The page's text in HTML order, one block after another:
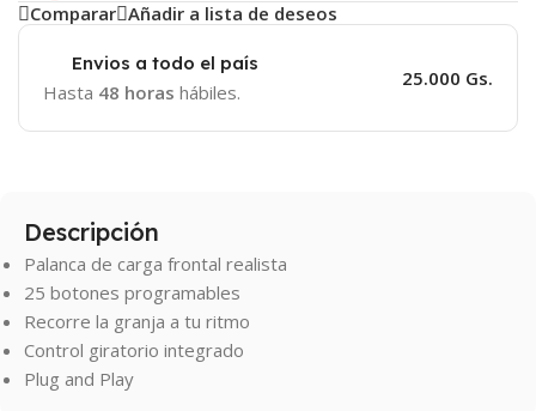
Comparar Añadir a lista de deseos
Envios a todo el país
Hasta 48 horas hábiles.
25.000 Gs.
Descripción
Palanca de carga frontal realista
25 botones programables
Recorre la granja a tu ritmo
Control giratorio integrado
Plug and Play